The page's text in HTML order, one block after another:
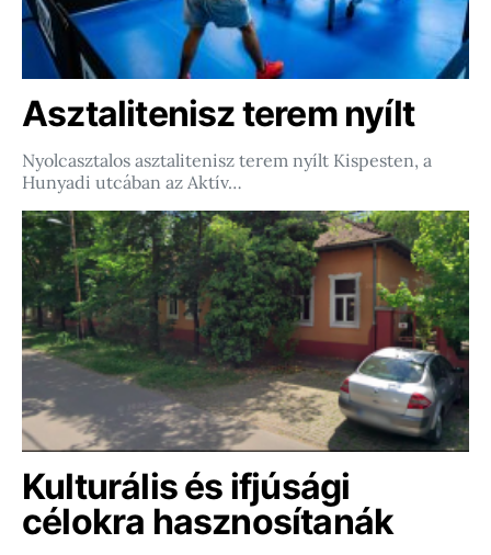
Asztalitenisz terem nyílt
Nyolcasztalos asztalitenisz terem nyílt Kispesten, a
Hunyadi utcában az Aktív…
Kulturális és ifjúsági
célokra hasznosítanák